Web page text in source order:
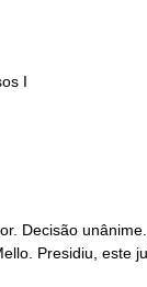
Decisão
Presidiu, este